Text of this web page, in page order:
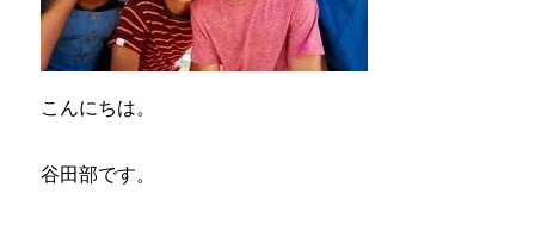
こんにちは。
谷田部です。